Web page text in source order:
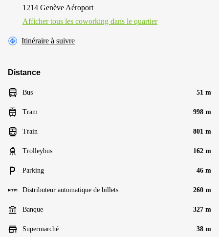
1214 Genève Aéroport
Afficher tous les сoworking dans le quartier
Itinéraire à suivre
Distance
Bus 51 m
Tram 998 m
Train 801 m
Trolleybus 162 m
Parking 46 m
Distributeur automatique de billets 260 m
Banque 327 m
Supermarché 38 m